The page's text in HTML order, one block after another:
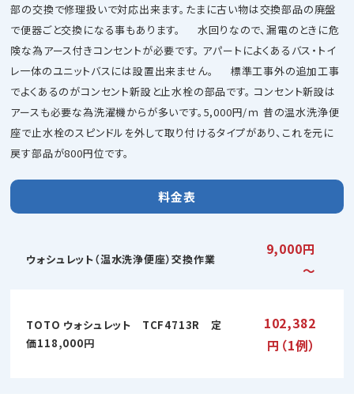
部の交換で修理扱いで対応出来ます。たまに古い物は交換部品の廃盤
で便器ごと交換になる事もあります。 水回りなので、漏電のときに危
険な為アース付きコンセントが必要です。 アパートによくあるバス・トイ
レ一体のユニットバスには設置出来ません。 標準工事外の追加工事
でよくあるのがコンセント新設と止水栓の部品です。 コンセント新設は
アースも必要な為洗濯機からが多いです。5,000円/ｍ 昔の温水洗浄便
座で止水栓のスピンドルを外して取り付けるタイプがあり、これを元に
戻す部品が800円位です。
料金表
ウォシュレット（温水洗浄便座）交換作業
9,000円
～
TOTO ウォシュレット TCF4713R 定
価118,000円
102,382
円（1例）